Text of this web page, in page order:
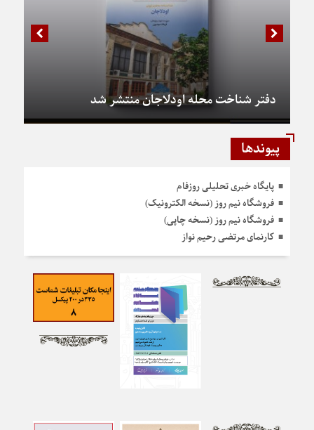
دفتر شناخت محله اودلاجان منتشر شد
پیوندها
پایگاه خبری تحلیلی روزفام
فروشگاه نیم روز (نسخه الکترونیک)
فروشگاه نیم روز (نسخه چاپی)
کارنمای مرتضی رحیم نواز